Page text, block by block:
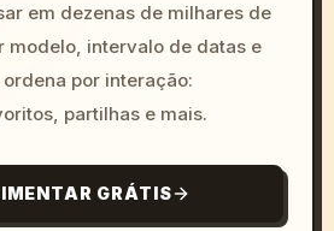
em dezenas de milhares de
modelo, intervalo de datas e
por interação:
partilhas e mais.
GRÁTIS